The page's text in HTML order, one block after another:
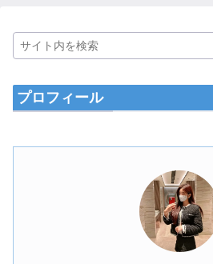
プロフィール